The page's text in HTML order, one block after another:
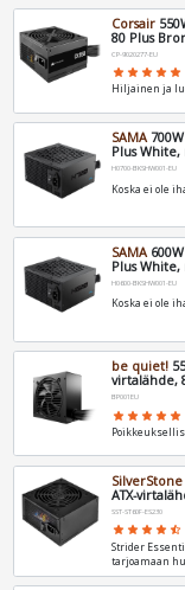
Corsair
80 Plus
CP-9020277-EU
star star star star star
Hiljainen ja
SAMA
Plus White,
H0700-BKSHW001-EU
Koska ei ole
SAMA
Plus White,
H0600-BKSHW001-EU
Koska ei ole
be quiet!
virtalähde,
BP001EU
star star star star star
SilverStone
ATX-
SST-ST60F-ES230
star star star star star_half
Strider
tarjoamaan